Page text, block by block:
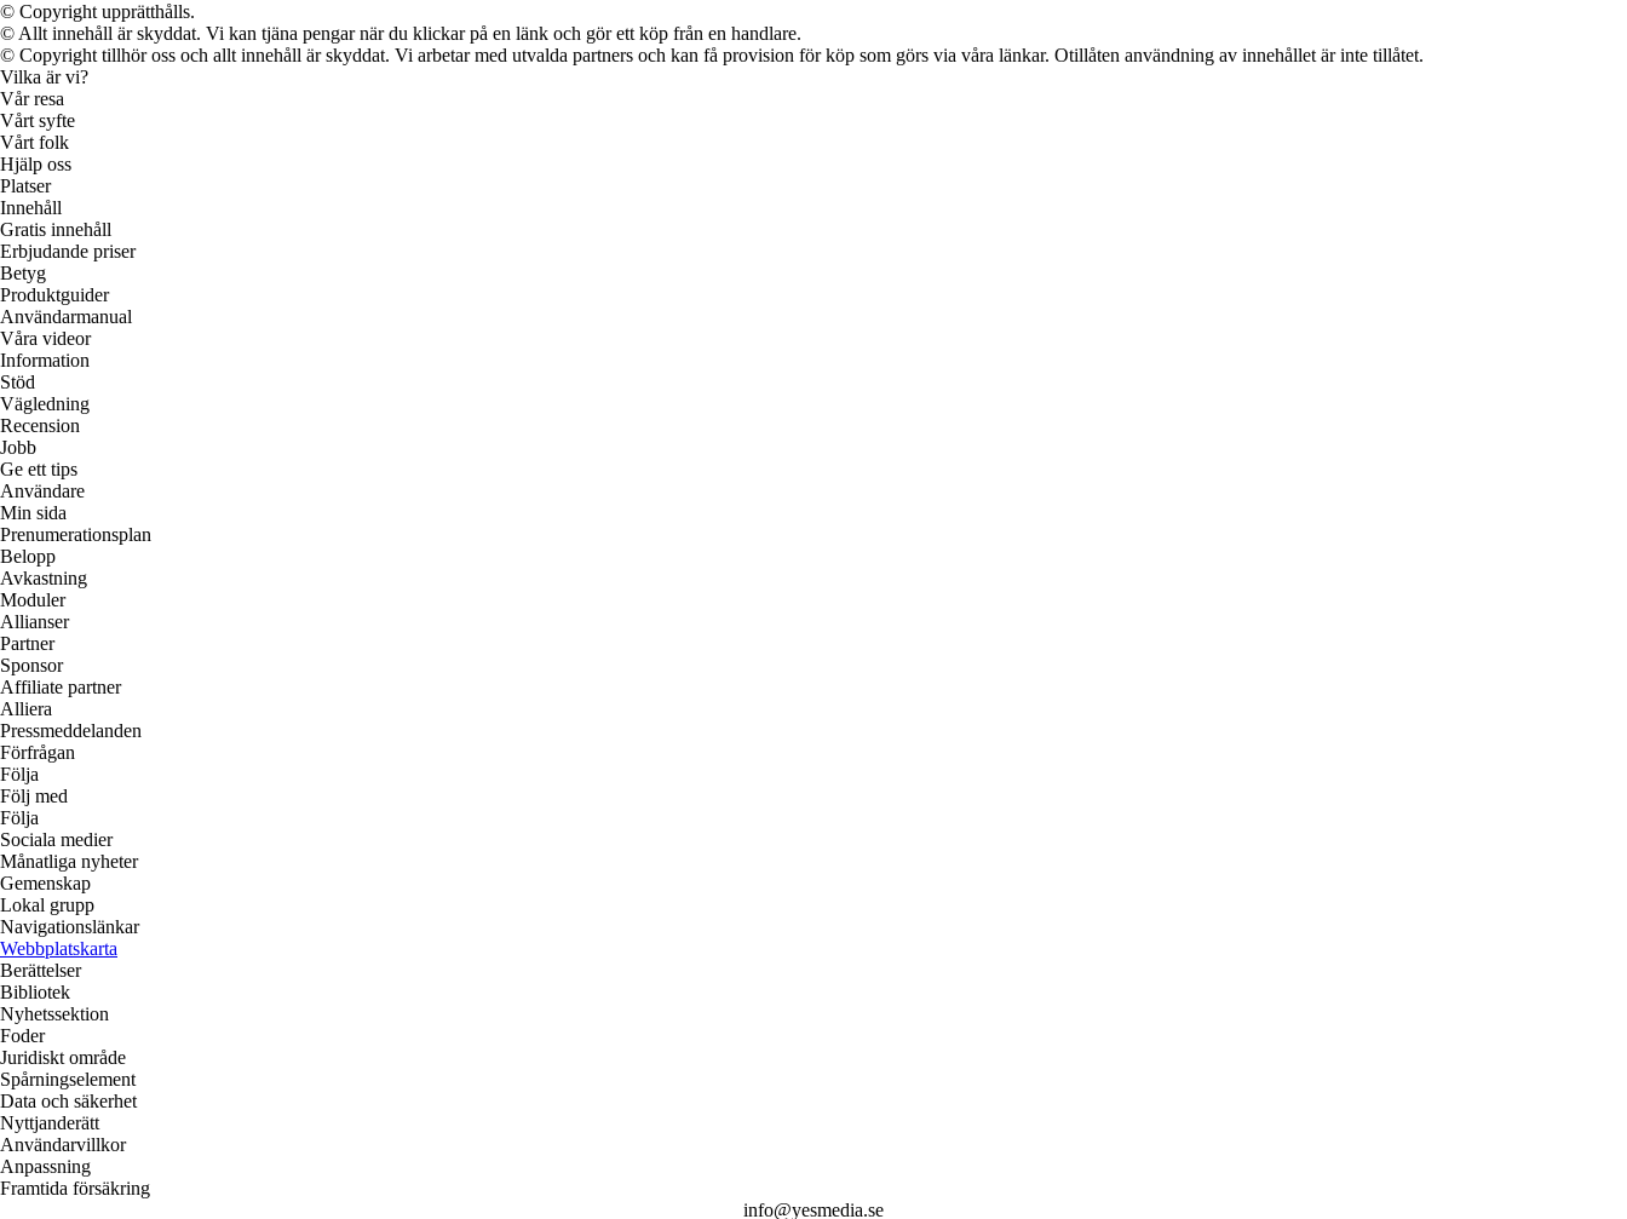
© Copyright upprätthålls.
© Allt innehåll är skyddat. Vi kan tjäna pengar när du klickar på en länk och gör ett köp från en handlare.
© Copyright tillhör oss och allt innehåll är skyddat. Vi arbetar med utvalda partners och kan få provision för köp som görs via våra länkar. Otillåten användning av innehållet är inte tillåtet.
Vilka är vi?
Vår resa
Vårt syfte
Vårt folk
Hjälp oss
Platser
Innehåll
Gratis innehåll
Erbjudande priser
Betyg
Produktguider
Användarmanual
Våra videor
Information
Stöd
Vägledning
Recension
Jobb
Ge ett tips
Användare
Min sida
Prenumerationsplan
Belopp
Avkastning
Moduler
Allianser
Partner
Sponsor
Affiliate partner
Alliera
Pressmeddelanden
Förfrågan
Följa
Följ med
Följa
Sociala medier
Månatliga nyheter
Gemenskap
Lokal grupp
Navigationslänkar
Webbplatskarta
Berättelser
Bibliotek
Nyhetssektion
Foder
Juridiskt område
Spårningselement
Data och säkerhet
Nyttjanderätt
Användarvillkor
Anpassning
Framtida försäkring
info@yesmedia.se